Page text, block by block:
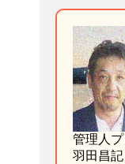
管理人
羽田昌記